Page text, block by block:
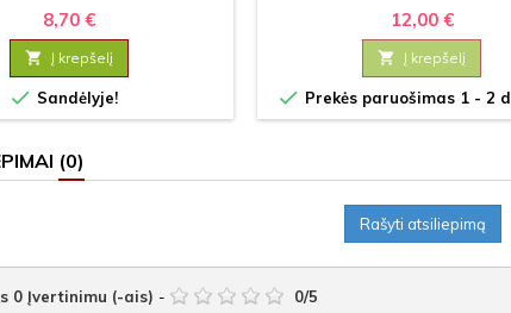
8,70 €
 Į krepšelį
 Sandėlyje!
12,00 €
 Į krepšelį
 Prekės paruošimas 1 - 2
(0)
Rašyti atsiliepimą
0 Įvertinimu (-ais) - 0/5